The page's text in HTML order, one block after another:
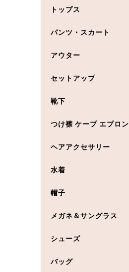
トップス
パンツ・スカート
アウター
セットアップ
靴下
つけ襟 ケープ エプロン
ヘアアクセサリー
水着
帽子
メガネ＆サングラス
シューズ
バッグ